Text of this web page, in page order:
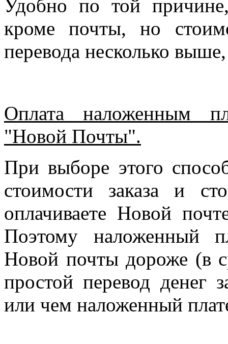
Удобно по той
кроме почты, но
перевода несколько
Оплата наложенным
"Новой Почты".
При выборе этого
стоимости заказа и
оплачиваете Новой
Поэтому наложенный
Новой почты дороже (в
простой перевод денег
или чем наложенный